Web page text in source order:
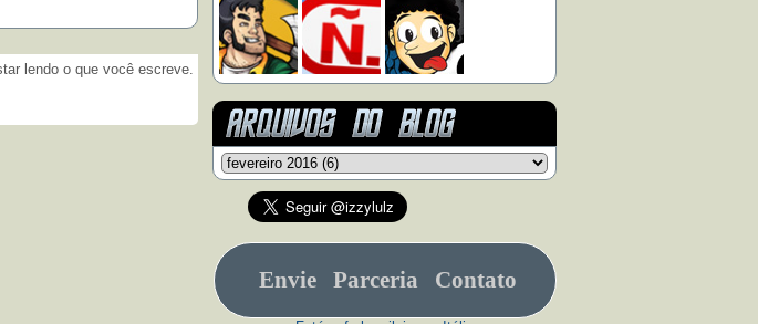
lendo o que você escreve.
Envie Parceria Contato